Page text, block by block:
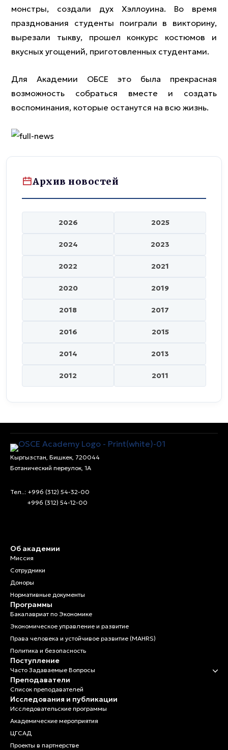
монстры, создали дух Хэллоуина. Во время
празднования студенты поиграли в викторину,
вырезали тыкву, прошел конкурс костюмов и
вкусных угощений, приготовленных студентами.
Для Академии ОБСЕ это была прекрасная
возможность собраться вместе и создать
воспоминания, которые останутся на всю жизнь.
Архив новостей
2026 2025
2024 2023
2022 2021
2020 2019
2018 2017
2016 2015
2014 2013
2012 2011
Кыргызстан, Бишкек, 720044
Ботанический переулок, 1А
Тел..: +996 (312) 54-32-00
+996 (312) 54-12-00
Об академии
Миссия
Сотрудники
Доноры
Нормативные документы
Программы
Бакалавриат по Экономике
Экономическое управление и развитие
Права человека и устойчивое развитие (MAHRS)
Политика и безопасность
Поступление
Часто Задаваемые Вопросы
Преподаватели
Список преподавателей
Исследования и публикации
Исследовательские программы
Академические мероприятия
ЦГСАД
Проекты в партнерстве